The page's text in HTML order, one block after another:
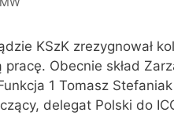
KSzK zrezygnował
Obecnie skład
1 Tomasz
delegat Polski do